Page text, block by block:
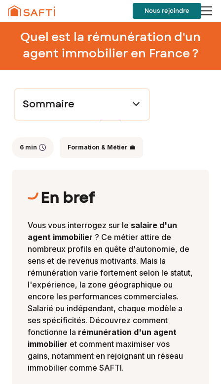
Nous rejoindre
Quel est la rémunération d'un
agent immobilier en France ?
Sommaire
6 min Formation & Métier 💼
En bref
Vous vous interrogez sur le salaire d'un
agent immobilier ? Ce métier attire de
nombreux profils en quête d'autonomie, de
sens et de revenus motivants. Mais la
rémunération varie fortement selon le statut,
l'expérience, la zone géographique ou
encore les performances commerciales.
Salarié ou indépendant, chaque modèle a
ses spécificités. Découvrez comment
fonctionne la rémunération d'un agent
immobilier et comment maximiser vos
gains, notamment en rejoignant un réseau
immobilier comme SAFTI.